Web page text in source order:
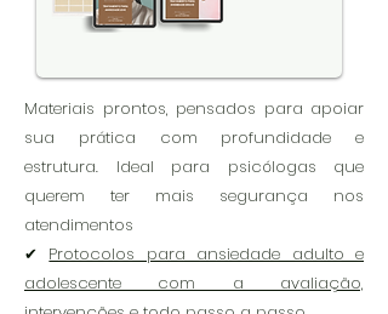
Materiais prontos, pensados para apoiar
sua prática com profundidade e
estrutura. Ideal para psicólogas que
querem ter mais segurança nos
atendimentos
✔ Protocolos para ansiedade adulto e
adolescente com a avaliação,